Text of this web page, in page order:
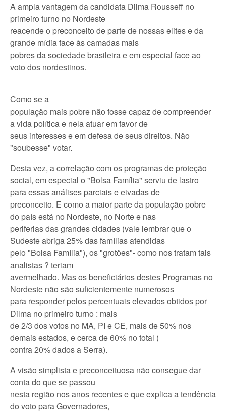
A ampla vantagem da candidata Dilma Rousseff no
primeiro turno no Nordeste
reacende o preconceito de parte de nossas elites e da
grande mídia face às camadas mais
pobres da sociedade brasileira e em especial face ao
voto dos nordestinos.
Como se a
população mais pobre não fosse capaz de compreender
a vida política e nela atuar em favor de
seus interesses e em defesa de seus direitos. Não
"soubesse" votar.
Desta vez, a correlação com os programas de proteção
social, em especial o "Bolsa Família" serviu de lastro
para essas análises parciais e eivadas de
preconceito. E como a maior parte da população pobre
do país está no Nordeste, no Norte e nas
periferias das grandes cidades (vale lembrar que o
Sudeste abriga 25% das famílias atendidas
pelo "Bolsa Família"), os "grotões"- como nos tratam tais
analistas ? teriam
avermelhado. Mas os beneficiários destes Programas no
Nordeste não são suficientemente numerosos
para responder pelos percentuais elevados obtidos por
Dilma no primeiro turno : mais
de 2/3 dos votos no MA, PI e CE, mais de 50% nos
demais estados, e cerca de 60% no total (
contra 20% dados a Serra).
A visão simplista e preconceituosa não consegue dar
conta do que se passou
nesta região nos anos recentes e que explica a tendência
do voto para Governadores,